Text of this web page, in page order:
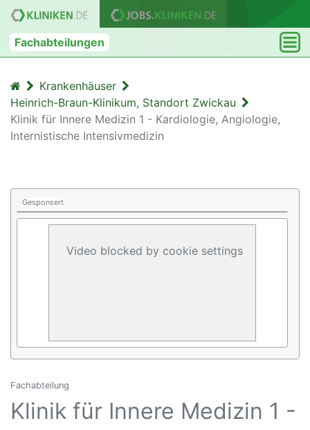
Fachabteilungen
Krankenhäuser
Heinrich-Braun-Klinikum, Standort Zwickau
Klinik für Innere Medizin 1 - Kardiologie, Angiologie,
Internistische Intensivmedizin
Gesponsert
Video blocked by cookie settings
Fachabteilung
Klinik für Innere Medizin 1 -